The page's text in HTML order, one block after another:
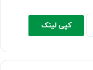
کپی لینک